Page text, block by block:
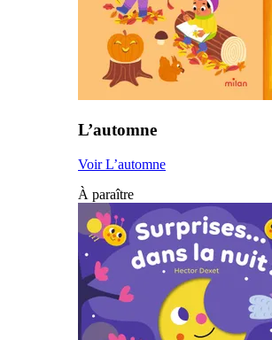
L’automne
Voir L’automne
À paraître